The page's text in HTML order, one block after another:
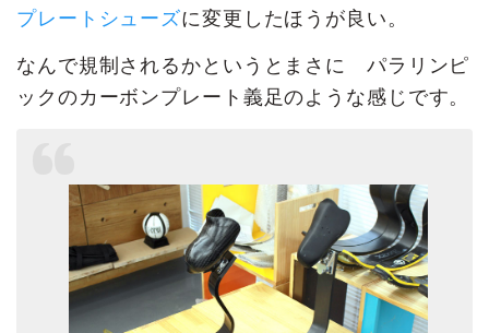
プレートシューズに変更したほうが良い。
なんで規制されるかというとまさに パラリンピ
ックのカーボンプレート義足のような感じです。